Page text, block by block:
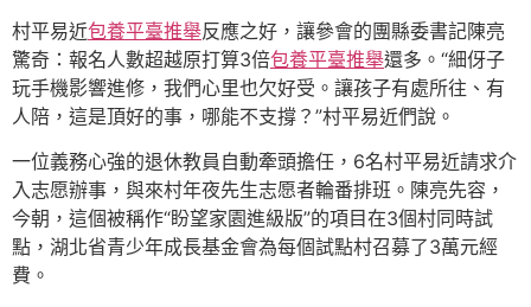
村平易近包養平臺推舉反應之好，讓參會的團縣委書記陳亮
驚奇：報名人數超越原打算3倍包養平臺推舉還多。“細伢子
玩手機影響進修，我們心里也欠好受。讓孩子有處所往、有
人陪，這是頂好的事，哪能不支撐？”村平易近們說。
一位義務心強的退休教員自動牽頭擔任，6名村平易近請求介
入志愿辦事，與來村年夜先生志愿者輪番排班。陳亮先容，
今朝，這個被稱作“盼望家園進級版”的項目在3個村同時試
點，湖北省青少年成長基金會為每個試點村召募了3萬元經
費。